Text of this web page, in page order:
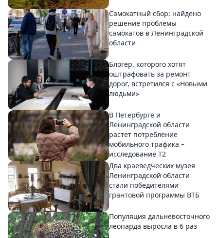
Самокатный сбор: найдено
решение проблемы
самокатов в Ленинградской
области
Блогер, которого хотят
оштрафовать за ремонт
дорог, встретился с «Новыми
людьми»
В Петербурге и
Ленинградской области
растет потребление
мобильного трафика –
исследование T2
Два краеведческих музея
Ленинградской области
стали победителями
грантовой программы ВТБ
Популяция дальневосточного
леопарда выросла в 6 раз